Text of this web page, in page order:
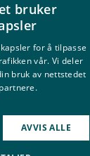
vi etter at
samfunnet og
NORWEGIAN
bruker
for å tilpasse
vår. Vi deler
bruk av nettstedet
AVVIS ALLE